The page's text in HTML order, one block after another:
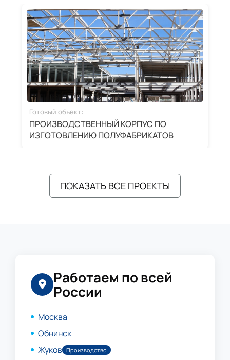
Готовый объект:
ПРОИЗВОДСТВЕННЫЙ КОРПУС ПО
ИЗГОТОВЛЕНИЮ ПОЛУФАБРИКАТОВ
ПОКАЗАТЬ ВСЕ ПРОЕКТЫ
Работаем по всей
России
Москва
Обнинск
Жуков Производство